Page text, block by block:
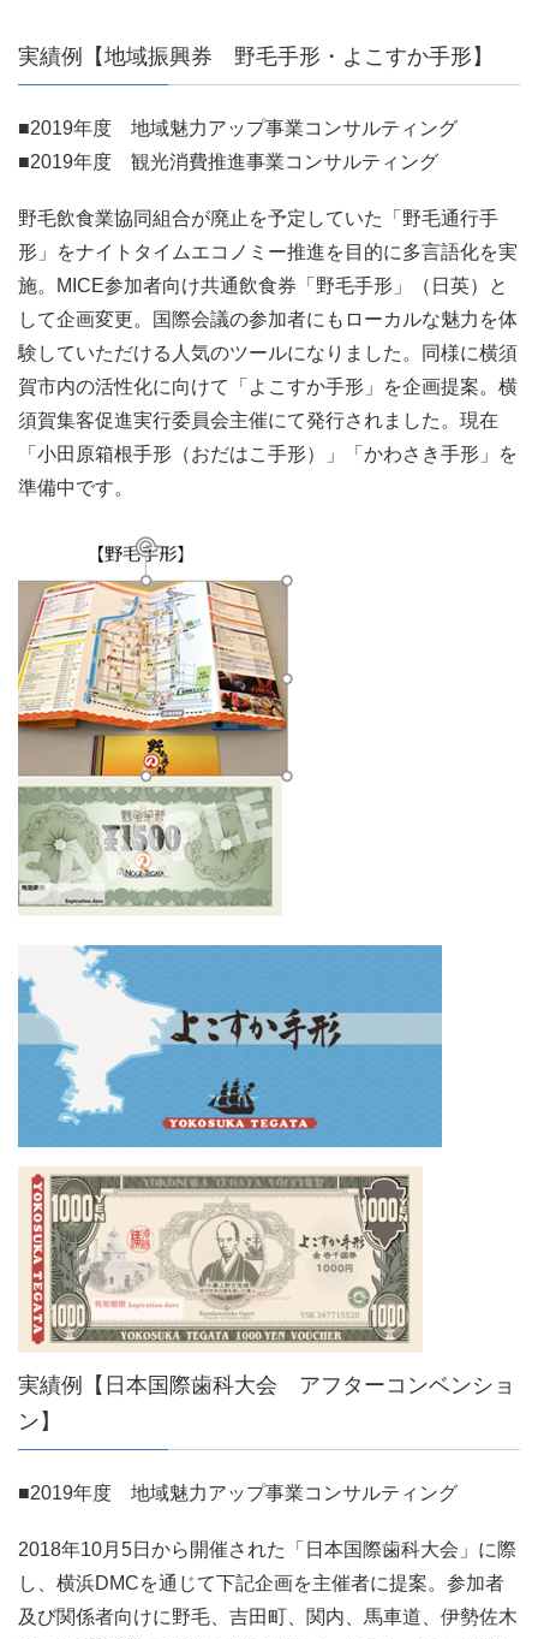
実績例【地域振興券 野毛手形・よこすか手形】
■2019年度 地域魅力アップ事業コンサルティング
■2019年度 観光消費推進事業コンサルティング
野毛飲食業協同組合が廃止を予定していた「野毛通行手
形」をナイトタイムエコノミー推進を目的に多言語化を実
施。MICE参加者向け共通飲食券「野毛手形」（日英）と
して企画変更。国際会議の参加者にもローカルな魅力を体
験していただける人気のツールになりました。同様に横須
賀市内の活性化に向けて「よこすか手形」を企画提案。横
須賀集客促進実行委員会主催にて発行されました。現在
「小田原箱根手形（おだはこ手形）」「かわさき手形」を
準備中です。
実績例【日本国際歯科大会 アフターコンベンショ
ン】
■2019年度 地域魅力アップ事業コンサルティング
2018年10月5日から開催された「日本国際歯科大会」に際
し、横浜DMCを通じて下記企画を主催者に提案。参加者
及び関係者向けに野毛、吉田町、関内、馬車道、伊勢佐木